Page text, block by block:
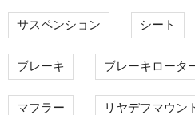
サスペンション シート
ブレーキ ブレーキロータ
マフラー リヤデフマウン